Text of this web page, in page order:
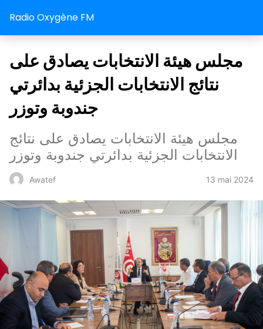
Radio Oxygène FM
مجلس هيئة الانتخابات يصادق على
نتائج الانتخابات الجزئية بدائرتي
جندوبة وتوزر
مجلس هيئة الانتخابات يصادق على نتائج
الانتخابات الجزئية بدائرتي جندوبة وتوزر
Awatef 13 mai 2024